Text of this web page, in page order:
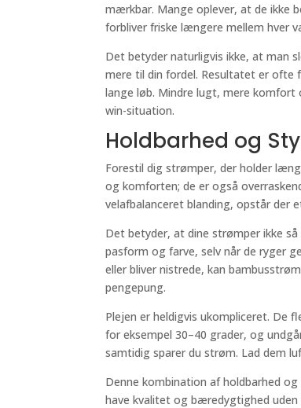
mærkbar. Mange oplever, at de ikke
forbliver friske længere mellem hver
Det betyder naturligvis ikke, at man
mere til din fordel. Resultatet er ofte
lange løb. Mindre lugt, mere
win-situation.
Holdbarhed og
Forestil dig strømper, der holder
og komforten; de er også
velafbalanceret blanding, opstår der
Det betyder, at dine strømper ikke
pasform og farve, selv når de ryger
eller bliver nistrede, kan
pengepung.
Plejen er heldigvis ukompliceret. De
for eksempel 30–40 grader, og
samtidig sparer du strøm. Lad dem
Denne kombination af holdbarhed
have kvalitet og bæredygtighed uden